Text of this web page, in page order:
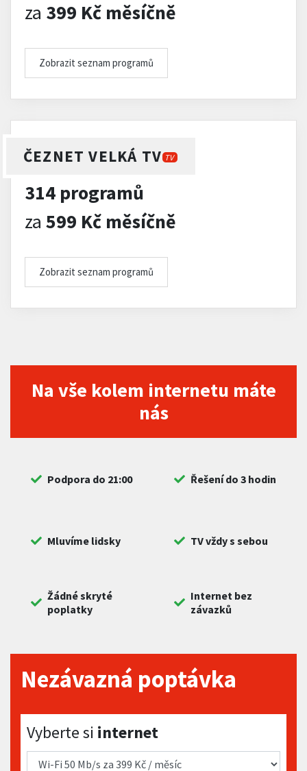
za 399 Kč měsíčně
Zobrazit seznam programů
ČEZNET VELKÁ TV TV
314 programů
za 599 Kč měsíčně
Zobrazit seznam programů
Na vše kolem internetu máte
nás
Podpora do 21:00 Řešení do 3 hodin
Mluvíme lidsky TV vždy s sebou
Žádné skryté
poplatky
Internet bez
závazků
Nezávazná poptávka
Vyberte si internet
Vyberte si internet